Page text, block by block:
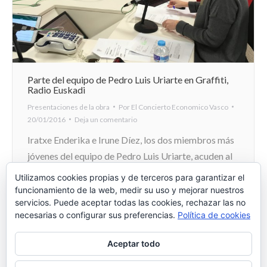
Parte del equipo de Pedro Luis Uriarte en Graffiti,
Radio Euskadi
Presentaciones de la obra Por El Concierto Economico Vasco
20/01/2016
Deja un comentario
Iratxe Enderika e Irune Díez, los dos miembros más
jóvenes del equipo de Pedro Luis Uriarte, acuden al
programa de Radio Euskadi Graffiti para hablar
sobre el Concierto Económico y la obra «El
Concierto Económico vasco: Una visión personal».
Utilizamos cookies propias y de terceros para garantizar el
funcionamiento de la web, medir su uso y mejorar nuestros
servicios. Puede aceptar todas las cookies, rechazar las no
necesarias o configurar sus preferencias. Política de cookies
Aceptar todo